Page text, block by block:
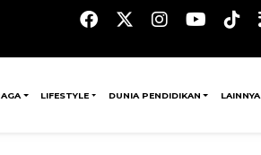
LIFESTYLE DUNIA PENDIDIKAN LAINNYA